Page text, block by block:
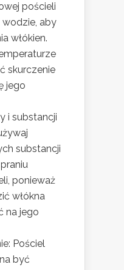
pościeli
wodzie, aby
włókien.
skurczenie
jego
i substancji
substancji
ponieważ
włókna
na jego
Pościel
być